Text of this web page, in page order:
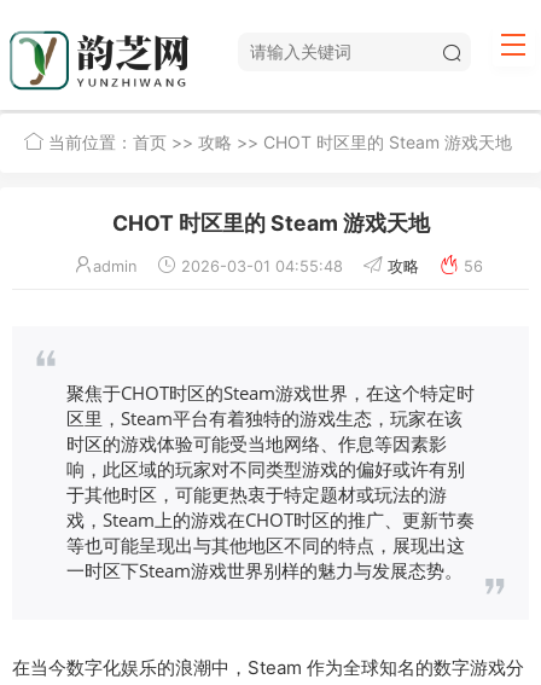
当前位置： 首页 >> 攻略 >> CHOT 时区里的 Steam 游戏天地
CHOT 时区里的 Steam 游戏天地
admin 2026-03-01 04:55:48 攻略 56
聚焦于CHOT时区的Steam游戏世界，在这个特定时
区里，Steam平台有着独特的游戏生态，玩家在该
时区的游戏体验可能受当地网络、作息等因素影
响，此区域的玩家对不同类型游戏的偏好或许有别
于其他时区，可能更热衷于特定题材或玩法的游
戏，Steam上的游戏在CHOT时区的推广、更新节奏
等也可能呈现出与其他地区不同的特点，展现出这
一时区下Steam游戏世界别样的魅力与发展态势。
在当今数字化娱乐的浪潮中，Steam 作为全球知名的数字游戏分